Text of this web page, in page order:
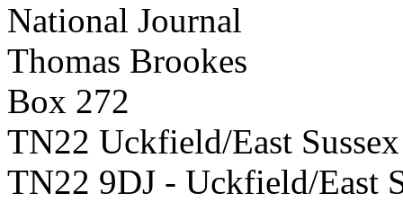
National Journal
Thomas Brookes
Box 272
TN22 Uckfield/East Sussex
TN22 9DJ - Uckfield/East